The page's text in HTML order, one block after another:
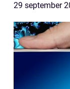
29 september